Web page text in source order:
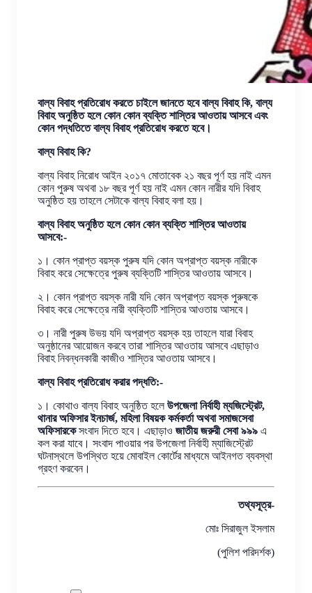
বাল্য বিবাহ প্রতিরোধ করতে চাইলে জানতে হবে বাল্য বিবাহ কি, বাল্য
বিবাহ অনুষ্ঠিত হলে কোন কোন ব্যক্তি শাস্তির আওতায় আসবে এবং
কোন পদ্ধতিতে বাল্য বিবাহ প্রতিরোধ করতে হবে।
বাল্য বিবাহ কি?
বাল্য বিবাহ নিরোধ আইন ২০১৭ মোতাবেক ২১ বছর পূর্ণ হয় নাই এমন
কোন পুরুষ অথবা ১৮ বছর পূর্ণ হয় নাই এমন কোন নারীর যদি বিবাহ
অনুষ্ঠিত হয় তাহলে সেটাকে বাল্য বিবাহ বলা হয়।
বাল্য বিবাহ অনুষ্ঠিত হলে কোন কোন ব্যক্তি শাস্তির আওতায়
আসবে:-
১। কোন প্রাপ্ত বয়স্ক পুরুষ যদি কোন অপ্রাপ্ত বয়স্ক নারীকে
বিবাহ করে সেক্ষেত্রে পুরুষ ব্যক্তিটি শাস্তির আওতায় আসবে।
২। কোন প্রাপ্ত বয়স্ক নারী যদি কোন অপ্রাপ্ত বয়স্ক পুরুষকে
বিবাহ করে সেক্ষেত্রে নারী ব্যক্তিটি শাস্তির আওতায় আসবে।
৩। নারী পুরুষ উভয় যদি অপ্রাপ্ত বয়স্ক হয় তাহলে যারা বিবাহ
অনুষ্ঠানের আয়োজন করবে তারা শাস্তির আওতায় আসবে এছাড়াও
বিবাহ নিবন্ধনকারী কাজীও শাস্তির আওতায় আসবে।
বাল্য বিবাহ প্রতিরোধ করার পদ্ধতি:-
১। কোথাও বাল্য বিবাহ অনুষ্ঠিত হলেউপজেলা নির্বাহী ম্যজিস্ট্রেট,
থানার অফিসার ইনচার্জ, মহিলা বিষয়ক কর্মকর্তা অথবা সমাজসেবা
অফিসারকেসংবাদ দিতে হবে। এছাড়াও জাতীয় জরুরী সেবা ৯৯৯ এ
কল করা যাবে। সংবাদ পাওয়ার পর উপজেলা নির্বাহী ম্যাজিস্ট্রেট
ঘটনাস্থলে উপস্থিত হয়ে মোবাইল কোর্টের মাধ্যমে আইনগত ব্যবস্থা
গ্রহণ করবেন।
তথ্যসূত্র-
মোঃ সিরাজুল ইসলাম
(পুলিশ পরিদর্শক)